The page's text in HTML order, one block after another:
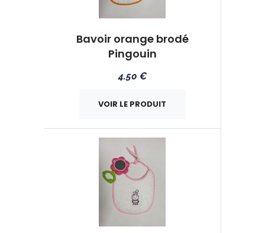
Bavoir orange brodé
Pingouin
4.50 €
VOIR LE PRODUIT